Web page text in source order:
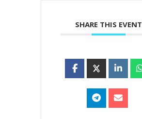
SHARE THIS EVENT